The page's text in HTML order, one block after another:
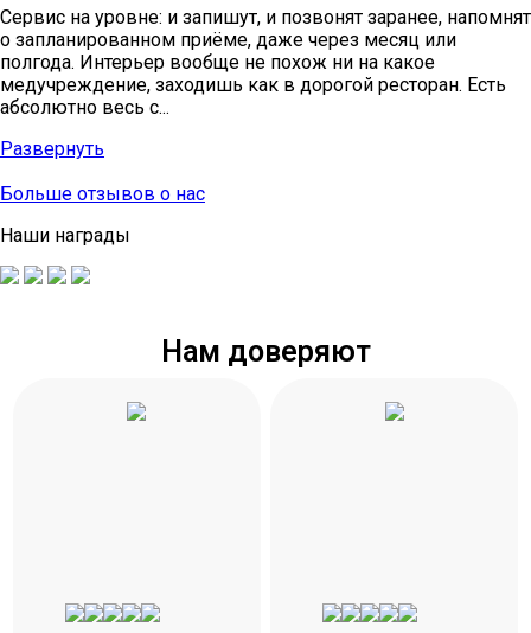
Сервис на уровне: и запишут, и позвонят заранее, напомнят
о запланированном приёме, даже через месяц или
полгода. Интерьер вообще не похож ни на какое
медучреждение, заходишь как в дорогой ресторан. Есть
абсолютно весь с...
Развернуть
Больше отзывов о нас
Наши награды
Нам доверяют